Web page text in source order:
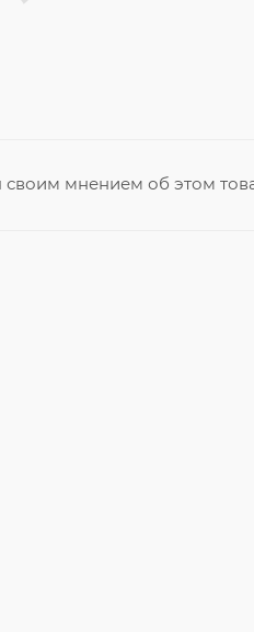
своим мнением об этом